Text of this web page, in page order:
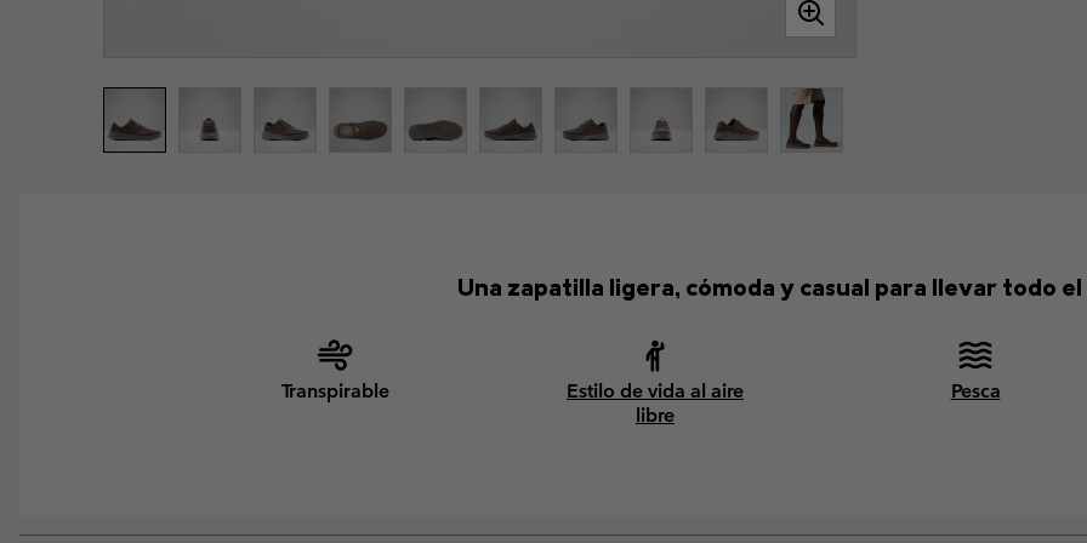
Una zapatilla ligera, cómoda y casual para llevar todo
Transpirable
Estilo de vida al aire
libre
Pesca